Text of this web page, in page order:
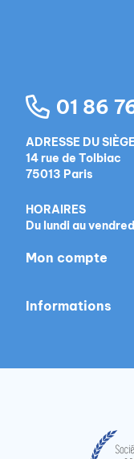
01 86
ADRESSE DU
14 rue de Tolbiac
75013 Paris
HORAIRES
Du lundi au
Mon compte
Informations